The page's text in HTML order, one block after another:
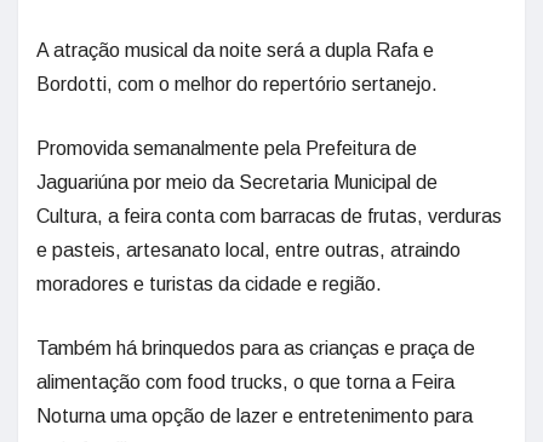
A atração musical da noite será a dupla Rafa e
Bordotti, com o melhor do repertório sertanejo.
Promovida semanalmente pela Prefeitura de
Jaguariúna por meio da Secretaria Municipal de
Cultura, a feira conta com barracas de frutas, verduras
e pasteis, artesanato local, entre outras, atraindo
moradores e turistas da cidade e região.
Também há brinquedos para as crianças e praça de
alimentação com food trucks, o que torna a Feira
Noturna uma opção de lazer e entretenimento para